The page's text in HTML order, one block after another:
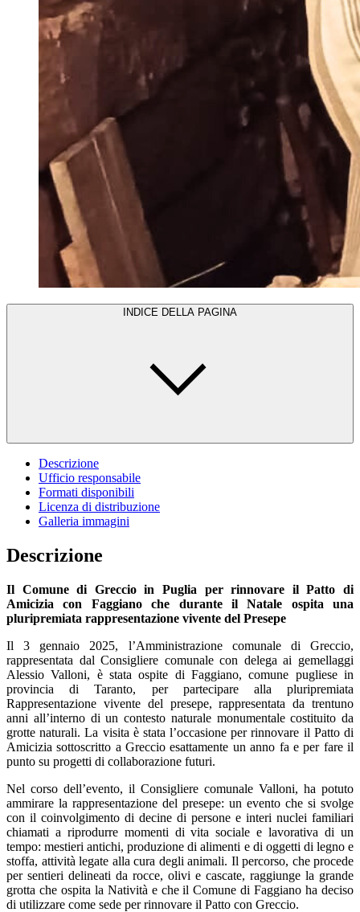
INDICE DELLA PAGINA
Descrizione
Ufficio responsabile
Formati disponibili
Licenza di distribuzione
Galleria immagini
Descrizione
Il Comune di Greccio in Puglia per rinnovare il Patto di
Amicizia con Faggiano che durante il Natale ospita una
pluripremiata rappresentazione vivente del Presepe
Il 3 gennaio 2025, l’Amministrazione comunale di Greccio,
rappresentata dal Consigliere comunale con delega ai gemellaggi
Alessio Valloni, è stata ospite di Faggiano, comune pugliese in
provincia di Taranto, per partecipare alla pluripremiata
Rappresentazione vivente del presepe, rappresentata da trentuno
anni all’interno di un contesto naturale monumentale costituito da
grotte naturali. La visita è stata l’occasione per rinnovare il Patto di
Amicizia sottoscritto a Greccio esattamente un anno fa e per fare il
punto su progetti di collaborazione futuri.
Nel corso dell’evento, il Consigliere comunale Valloni, ha potuto
ammirare la rappresentazione del presepe: un evento che si svolge
con il coinvolgimento di decine di persone e interi nuclei familiari
chiamati a riprodurre momenti di vita sociale e lavorativa di un
tempo: mestieri antichi, produzione di alimenti e di oggetti di legno e
stoffa, attività legate alla cura degli animali. Il percorso, che procede
per sentieri delineati da rocce, olivi e cascate, raggiunge la grande
grotta che ospita la Natività e che il Comune di Faggiano ha deciso
di utilizzare come sede per rinnovare il Patto con Greccio.